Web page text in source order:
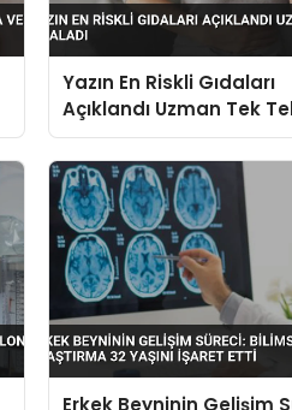
Yazın En Riskli Gıdaları
Açıklandı Uzman Tek
Sıraladı
Erkek Beyninin Gelişim